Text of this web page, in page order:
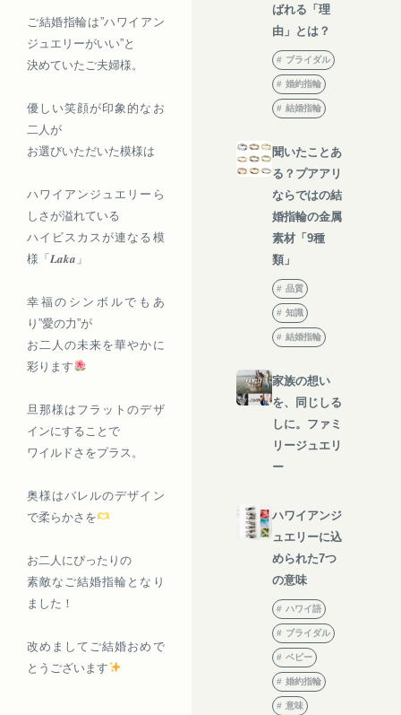
ご結婚指輪は”ハワイアン
ジュエリーがいい”と
決めていたご夫婦様。
優しい笑顔が印象的なお
二人が
お選びいただいた模様は
ハワイアンジュエリーら
しさが溢れている
ハイビスカスが連なる模
様「𝑳𝒂𝒌𝒂」
幸福のシンボルでもあ
り”愛の力”が
お二人の未来を華やかに
彩ります
旦那様はフラットのデザ
インにすることで
ワイルドさをプラス。
奥様はバレルのデザイン
で柔らかさを
お二人にぴったりの
素敵なご結婚指輪となり
ました！
改めましてご結婚おめで
とうございます
ばれる「理
由」とは？
ブライダル
婚約指輪
結婚指輪
聞いたことあ
る？プアアリ
ならではの結
婚指輪の金属
素材「9種
類」
品質
知識
結婚指輪
家族の想い
を、同じしる
しに。ファミ
リージュエリ
ー
ハワイアンジ
ュエリーに込
められた7つ
の意味
ハワイ語
ブライダル
ベビー
婚約指輪
意味